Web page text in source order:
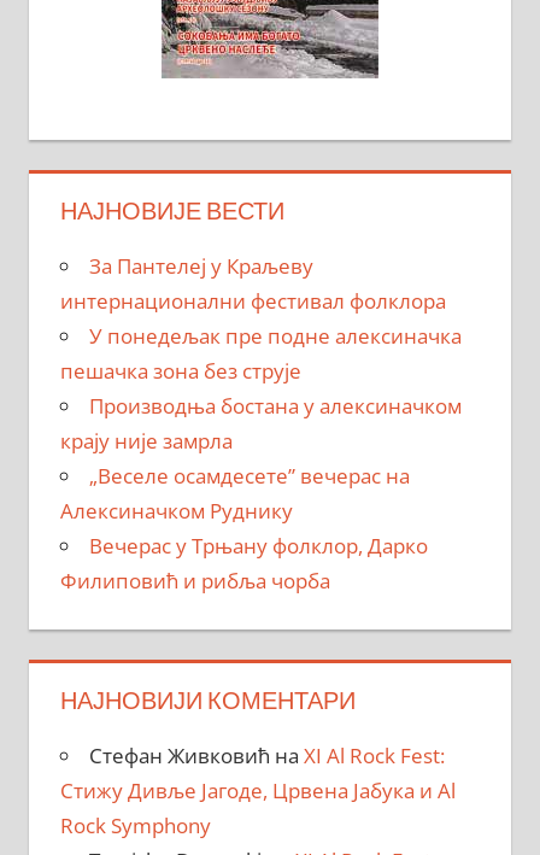
НАЈНОВИЈЕ ВЕСТИ
За Пантелеј у Краљеву
интернационални фестивал фолклора
У понедељак пре подне алексиначка
пешачка зона без струје
Производња бостана у алексиначком
крају није замрла
„Веселе осамдесете” вечерас на
Алексиначком Руднику
Вечерас у Трњану фолклор, Дарко
Филиповић и рибља чорба
НАЈНОВИЈИ КОМЕНТАРИ
Стефан Живковић на XI Al Rock Fest:
Стижу Дивље Јагоде, Црвена Јабука и Al
Rock Symphony